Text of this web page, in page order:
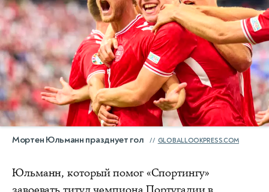
Мортен Юльманн празднует гол GLOBALLOOKPRESS.COM
Юльманн, который помог «Спортингу»